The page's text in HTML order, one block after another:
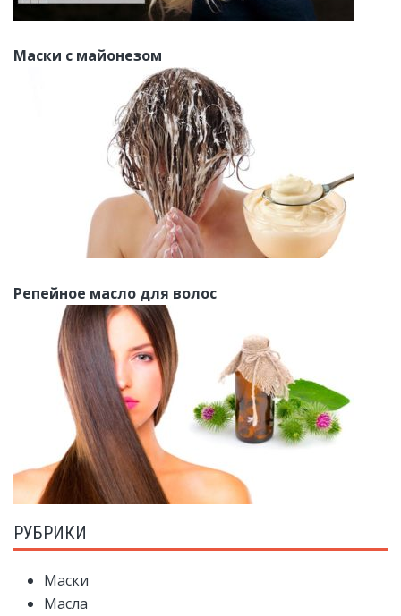
Маски с майонезом
Репейное масло для волос
РУБРИКИ
Маски
Масла